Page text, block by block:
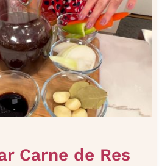
Carne de Res